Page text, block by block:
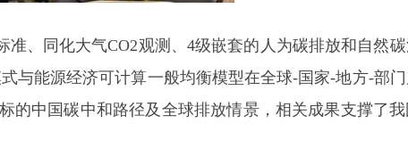
、同化大气CO2观测、4级嵌套的人为碳排放和自然
与能源经济可计算一般均衡模型在全球-国家-地方-部
中国碳中和路径及全球排放情景，相关成果支撑了